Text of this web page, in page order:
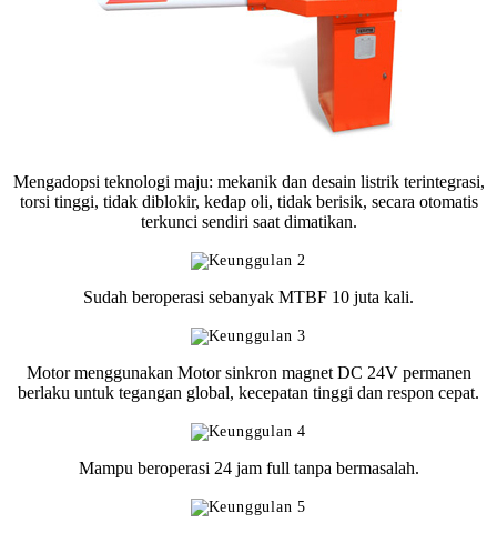
Mengadopsi teknologi maju: mekanik dan desain listrik terintegrasi,
torsi tinggi, tidak diblokir, kedap oli, tidak berisik, secara otomatis
terkunci sendiri saat dimatikan.
Sudah beroperasi sebanyak MTBF 10 juta kali.
Motor menggunakan Motor sinkron magnet DC 24V permanen
berlaku untuk tegangan global, kecepatan tinggi dan respon cepat.
Mampu beroperasi 24 jam full tanpa bermasalah.